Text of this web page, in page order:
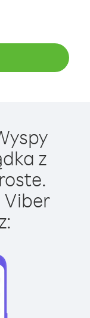
z
Viber